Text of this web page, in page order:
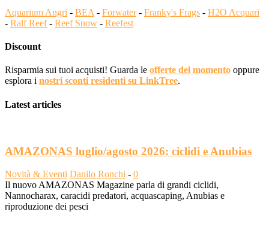
Aquarium Angri - BEA - Forwater- Franky's Frags - H2O Acquari
- Ralf Reef- Reef Snow - Reefest
Discount
Risparmia sui tuoi acquisti! Guarda le offerte del momento oppure
esplora i nostri sconti residenti su LinkTree.
Latest articles
AMAZONAS luglio/agosto 2026: ciclidi e Anubias
Novità & Eventi Danilo Ronchi - 0
Il nuovo AMAZONAS Magazine parla di grandi ciclidi,
Nannocharax, caracidi predatori, acquascaping, Anubias e
riproduzione dei pesci